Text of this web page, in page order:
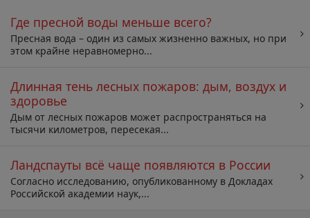
Где пресной воды меньше всего?
Пресная вода – один из самых жизненно важных, но при
этом крайне неравномерно...
Длинная тень лесных пожаров: дым, воздух и
здоровье
Дым от лесных пожаров может распространяться на
тысячи километров, пересекая...
Ландспауты всё чаще появляются в России
Согласно исследованию, опубликованному в Докладах
Российской академии наук,...